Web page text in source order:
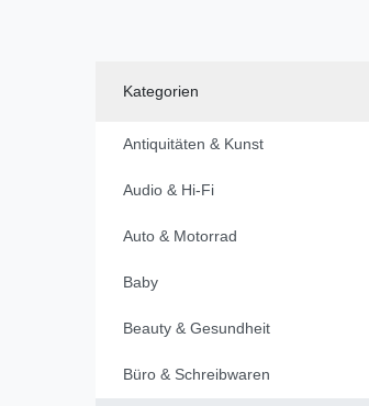
Kategorien
Antiquitäten & Kunst
Audio & Hi-Fi
Auto & Motorrad
Baby
Beauty & Gesundheit
Büro & Schreibwaren